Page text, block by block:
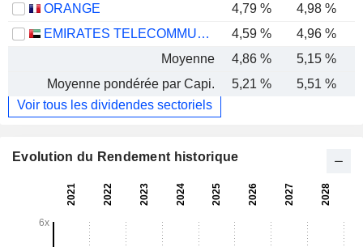
ORANGE
4,79 % 4,98 %
EMIRATES TELECOMMUNICATIONS GROUP COMPANY
4,59 % 4,96 %
Moyenne
4,86 % 5,15 %
Moyenne pondérée par Capi.
5,21 % 5,51 %
Voir tous les dividendes sectoriels
Evolution du Rendement historique